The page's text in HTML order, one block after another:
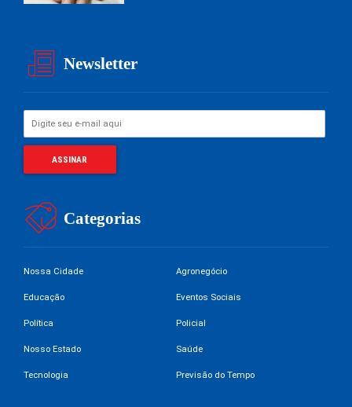
Newsletter
Categorias
Nossa Cidade Agronegócio
Educação Eventos Sociais
Política Policial
Nosso Estado Saúde
Tecnologia Previsão do Tempo